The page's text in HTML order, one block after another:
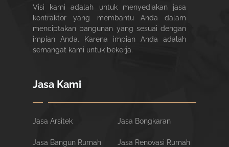
Visi kami adalah untuk menyediakan jasa
kontraktor yang membantu Anda dalam
menciptakan bangunan yang sesuai dengan
impian Anda. Karena impian Anda adalah
semangat kami untuk bekerja.
Jasa Kami
Jasa Arsitek Jasa Bongkaran
Jasa Bangun Rumah Jasa Renovasi Rumah